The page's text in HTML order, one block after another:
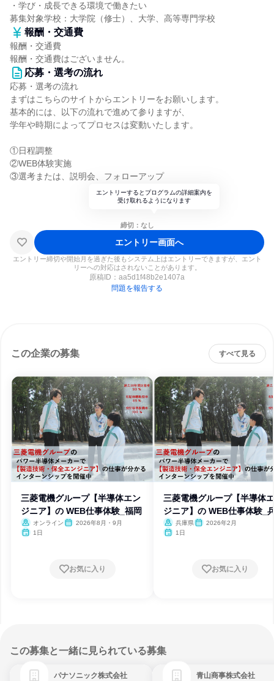
・学び・成長できる環境で働きたい
募集対象学校：大学院（修士）、大学、高等専門学校
報酬・交通費
報酬・交通費
報酬・交通費はございません。
応募・選考の流れ
応募・選考の流れ
まずはこちらのサイトからエントリーをお願いします。
基本的には、以下の流れで進めて参りますが、
学年や時期によってプロセスは変動いたします。
①日程調整
②WEB体験実施
③選考または、説明会、フォローアップ
エントリーするとプログラムの詳細案内を
受け取れるようになります
締切：なし
エントリー画面へ
エントリー締切や開始月を過ぎた後もシステム上はエントリーできますが、エント
リーへの対応はされないことがあります。
原稿ID： aa5d1f48b2e1407a
問題を報告する
この企業の募集 すべて見る
三菱電機グループ【半導体エン
ジニア】の WEB仕事体験_福岡
オンライン
2026年8月・9月
1日
お気に入り
三菱電機グループ【半導体
ジニア】の WEB仕事体験_
兵庫県
2026年2月
1日
お気に入り
この募集と一緒に見られている募集
パナソニック株式会社 青山商事株式会社